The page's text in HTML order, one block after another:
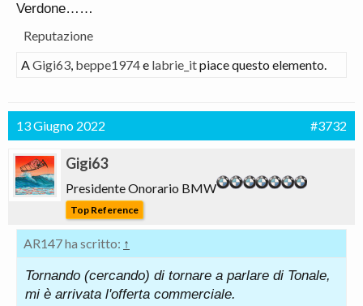
Verdone……
Reputazione
AGigi63, beppe1974e labrie_itpiace questo elemento.
13 Giugno 2022 #3732
Gigi63
Presidente Onorario BMW
Top Reference
AR147 ha scritto: ↑
Tornando (cercando) di tornare a parlare di Tonale,
mi è arrivata l'offerta commerciale.